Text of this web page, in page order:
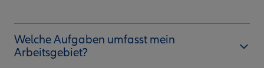
Welche Aufgaben umfasst mein
Arbeitsgebiet?